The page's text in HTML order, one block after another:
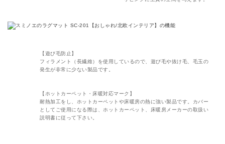
【遊び毛防止】
フィラメント（長繊維）を使用しているので、遊び毛や抜け毛、毛玉の
発生が非常に少ない製品です。
【ホットカーペット・床暖対応マーク】
耐熱加工をし、ホットカーペットや床暖房の熱に強い製品です。カバー
としてご使用になる際は、ホットカーペット、床暖房メーカーの取扱い
説明書に従って下さい。